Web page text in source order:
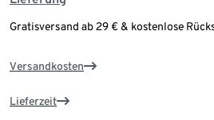
Gratisversand ab 29 € & kostenlose
Versandkosten
Lieferzeit